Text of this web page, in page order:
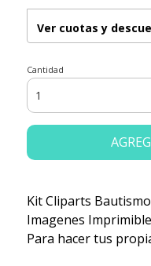
Ver cuotas y
Cantidad
Kit Cliparts
Imagenes
Para hacer tus